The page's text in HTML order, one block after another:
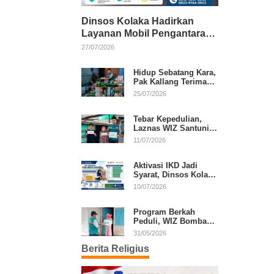
Dinsos Kolaka Hadirkan
Layanan Mobil Pengantaran
Gratis bagi Pasien Penerima
27/07/2026
Hidup Sebatang Kara,
Pak Kallang Terima
Bantuan dari Laznas
25/07/2026
Tebar Kepedulian,
Laznas WIZ Santuni
Anak Yatim dan
11/07/2026
Aktivasi IKD Jadi
Syarat, Dinsos Kolaka
Sosialisasikan
10/07/2026
Program Berkah
Peduli, WIZ Bombana
Bantu Lansia dan
31/05/2026
Berita Religius